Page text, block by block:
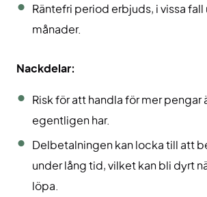
Räntefri period erbjuds, i vissa fall
månader.
Nackdelar:
Risk för att handla för mer pengar
egentligen har.
Delbetalningen kan locka till att
under lång tid, vilket kan bli dyrt
löpa.